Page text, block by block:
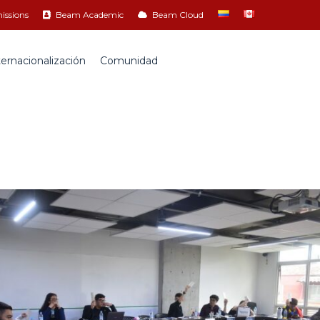
Beam Academic Beam Cloud
Comunidad